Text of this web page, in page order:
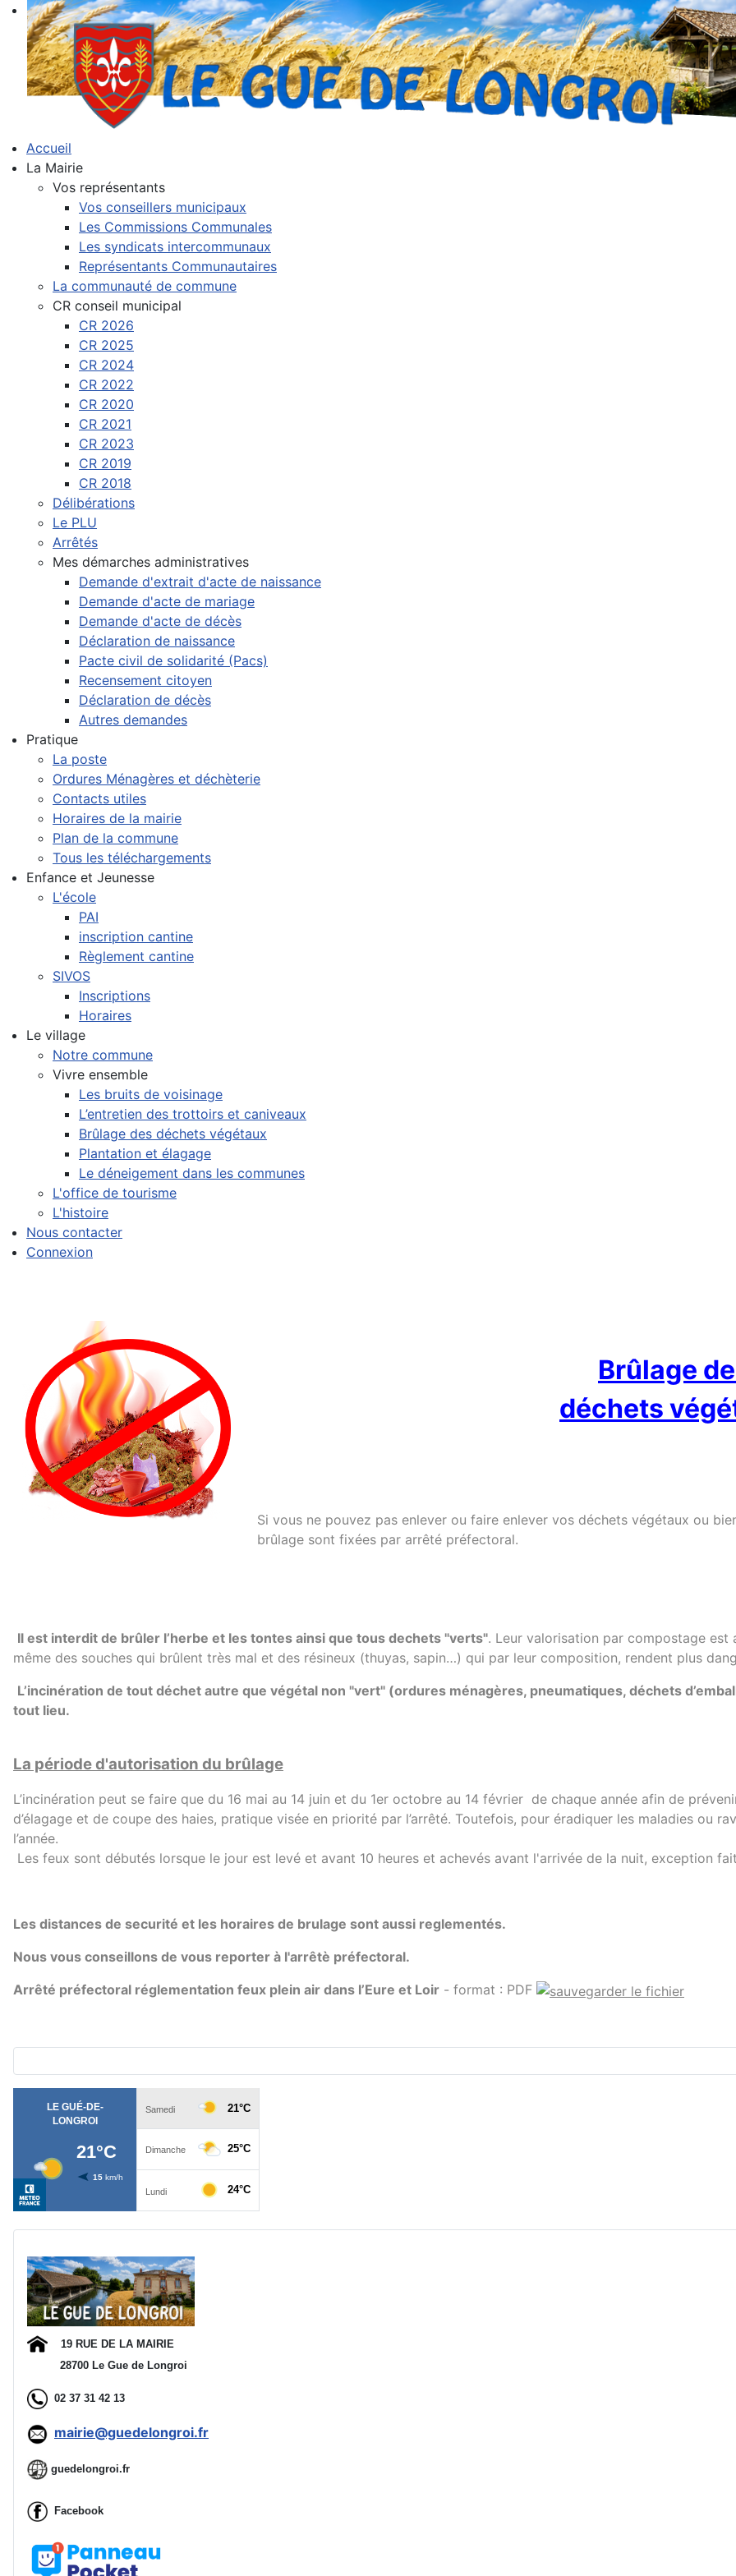
Accueil
La Mairie
Vos représentants
Vos conseillers municipaux
Les Commissions Communales
Les syndicats intercommunaux
Représentants Communautaires
La communauté de commune
CR conseil municipal
CR 2026
CR 2025
CR 2024
CR 2022
CR 2020
CR 2021
CR 2023
CR 2019
CR 2018
Délibérations
Le PLU
Arrêtés
Mes démarches administratives
Demande d'extrait d'acte de naissance
Demande d'acte de mariage
Demande d'acte de décès
Déclaration de naissance
Pacte civil de solidarité (Pacs)
Recensement citoyen
Déclaration de décès
Autres demandes
Pratique
La poste
Ordures Ménagères et déchèterie
Contacts utiles
Horaires de la mairie
Plan de la commune
Tous les téléchargements
Enfance et Jeunesse
L'école
PAI
inscription cantine
Règlement cantine
SIVOS
Inscriptions
Horaires
Le village
Notre commune
Vivre ensemble
Les bruits de voisinage
L’entretien des trottoirs et caniveaux
Brûlage des déchets végétaux
Plantation et élagage
Le déneigement dans les communes
L'office de tourisme
L'histoire
Nous contacter
Connexion
Ad
19 RUE DE LA MAIRIE
28700 Le Gue de Longroi
02 37 31 42 13
mairie@guedelongroi.fr
guedelongroi.fr
Facebook
Brûlage
déchets
Si vous ne pouvez pas enlever ou faire enlever vos déchets végétaux ou
brûlage sont fixées par arrêté préfectoral.
Il est interdit de brûler l’herbe et les tontes ainsi que tous dechets "verts". Leur valorisation par compostage est
même des souches qui brûlent très mal et des résineux (thuyas, sapin…) qui par leur composition, rendent plus
L’incinération de tout déchet autre que végétal non "vert" (ordures ménagères, pneumatiques, déchets
tout lieu.
La période d'autorisation du brûlage
L’incinération peut se faire que du 16 mai au 14 juin et du 1er octobre au 14 février de chaque année afin de
d’élagage et de coupe des haies, pratique visée en priorité par l’arrêté. Toutefois, pour éradiquer les maladies ou
l’année.
Les feux sont débutés lorsque le jour est levé et avant 10 heures et achevés avant l'arrivée de la nuit, exception
Les distances de securité et les horaires de brulage sont aussi reglementés.
Nous vous conseillons de vous reporter à l'arrêtè préfectoral.
Arrêté préfectoral réglementation feux plein air dans l’Eure et Loir - format : PDF